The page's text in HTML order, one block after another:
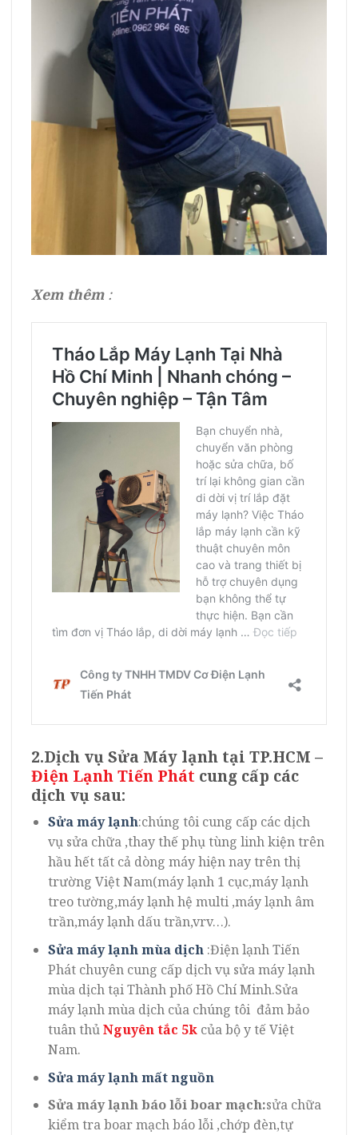
Xem thêm:
2.Dịch vụ Sửa Máy lạnh tại TP.HCM –
Điện Lạnh Tiến Phát cung cấp các
dịch vụ sau:
Sửa máy lạnh:chúng tôi cung cấp các dịch
vụ sửa chữa ,thay thế phụ tùng linh kiện trên
hầu hết tất cả dòng máy hiện nay trên thị
trường Việt Nam(máy lạnh 1 cục,máy lạnh
treo tường,máy lạnh hệ multi ,máy lạnh âm
trần,máy lạnh dấu trần,vrv…).
Sửa máy lạnh mùa dịch:Điện lạnh Tiến
Phát chuyên cung cấp dịch vụ sửa máy lạnh
mùa dịch tại Thành phố Hồ Chí Minh.Sửa
máy lạnh mùa dịch của chúng tôi đảm bảo
tuân thủNguyên tắc 5kcủa bộ y tế Việt
Nam.
Sửa máy lạnh mất nguồn
Sửa máy lạnh báo lỗi boar mạch:sửa chữa
kiểm tra boar mạch báo lỗi ,chớp đèn,tự